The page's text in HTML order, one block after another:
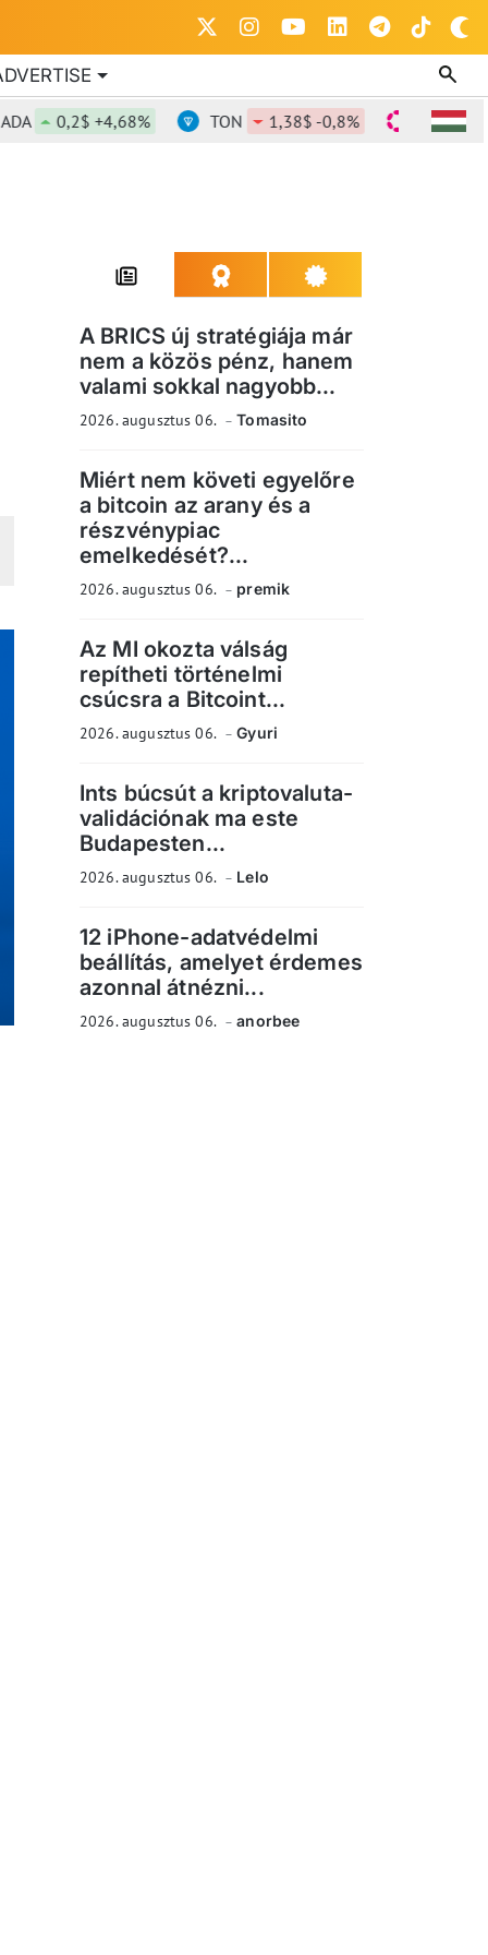
0,2$ +4,68% TON 1,38$ -0,8% DOT 0,82$
A BRICS új stratégiája már
nem a közös pénz, hanem
valami sokkal nagyobb...
2026. augusztus 06. Tomasito
Miért nem követi egyelőre
a bitcoin az arany és a
részvénypiac
emelkedését?...
2026. augusztus 06. premik
Az MI okozta válság
repítheti történelmi
csúcsra a Bitcoint...
2026. augusztus 06. Gyuri
Ints búcsút a kriptovaluta-
validációnak ma este
Budapesten...
2026. augusztus 06. Lelo
12 iPhone-adatvédelmi
beállítás, amelyet érdemes
azonnal átnézni...
2026. augusztus 06. anorbee